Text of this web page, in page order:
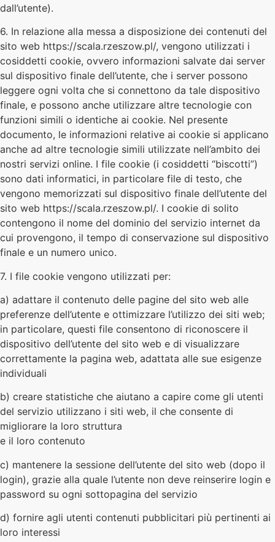
dall’utente).
6. In relazione alla messa a disposizione dei contenuti del
sito web https://scala.rzeszow.pl/, vengono utilizzati i
cosiddetti cookie, ovvero informazioni salvate dai server
sul dispositivo finale dell’utente, che i server possono
leggere ogni volta che si connettono da tale dispositivo
finale, e possono anche utilizzare altre tecnologie con
funzioni simili o identiche ai cookie. Nel presente
documento, le informazioni relative ai cookie si applicano
anche ad altre tecnologie simili utilizzate nell’ambito dei
nostri servizi online. I file cookie (i cosiddetti “biscotti”)
sono dati informatici, in particolare file di testo, che
vengono memorizzati sul dispositivo finale dell’utente del
sito web https://scala.rzeszow.pl/. I cookie di solito
contengono il nome del dominio del servizio internet da
cui provengono, il tempo di conservazione sul dispositivo
finale e un numero unico.
7. I file cookie vengono utilizzati per:
a) adattare il contenuto delle pagine del sito web alle
preferenze dell’utente e ottimizzare l’utilizzo dei siti web;
in particolare, questi file consentono di riconoscere il
dispositivo dell’utente del sito web e di visualizzare
correttamente la pagina web, adattata alle sue esigenze
individuali
b) creare statistiche che aiutano a capire come gli utenti
del servizio utilizzano i siti web, il che consente di
migliorare la loro struttura
e il loro contenuto
c) mantenere la sessione dell’utente del sito web (dopo il
login), grazie alla quale l’utente non deve reinserire login e
password su ogni sottopagina del servizio
d) fornire agli utenti contenuti pubblicitari più pertinenti ai
loro interessi